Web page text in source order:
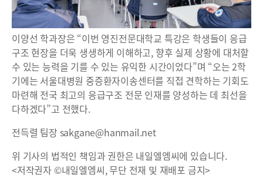
이양선 학과장은 “이번 영진전문대학교 특강은 학생들이 응급
구조 현장을 더욱 생생하게 이해하고, 향후 실제 상황에 대처할
수 있는 능력을 기를 수 있는 유익한 시간이었다”며 “오는 2학
기에는 서울대병원 중증환자이송센터를 직접 견학하는 기회도
마련해 전국 최고의 응급구조 전문 인재를 양성하는 데 최선을
다하겠다”고 전했다.
전득렬 팀장 sakgane@hanmail.net
위 기사의 법적인 책임과 권한은 내일엘엠씨에 있습니다.
<저작권자 ©내일엘엠씨, 무단 전재 및 재배포 금지>